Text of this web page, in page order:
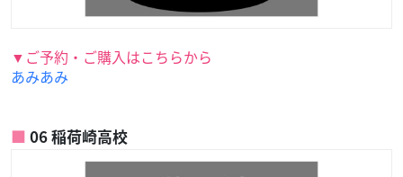
▼ご予約・ご購入はこちらから
あみあみ
06 稲荷崎高校